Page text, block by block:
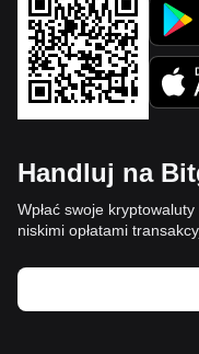
Handluj na
Wpłać swoje
niskimi opłatami